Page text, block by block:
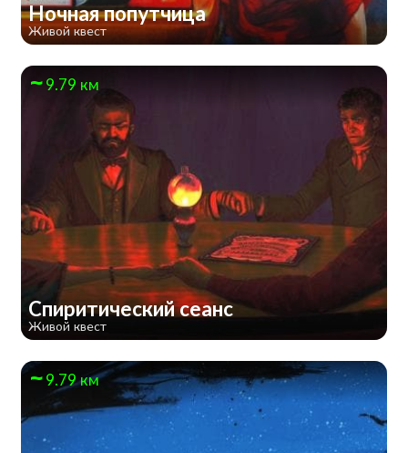
Ночная попутчица
Живой квест
9.79 км
Спиритический сеанс
Живой квест
9.79 км